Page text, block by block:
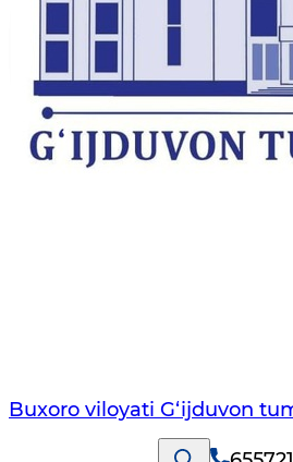
Buxoro viloyati G‘ijduvon